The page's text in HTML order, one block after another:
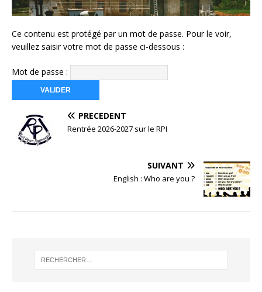
Ce contenu est protégé par un mot de passe. Pour le voir,
veuillez saisir votre mot de passe ci-dessous :
Mot de passe :
PRÉCÉDENT
Rentrée 2026-2027 sur le RPI
SUIVANT
English : Who are you ?